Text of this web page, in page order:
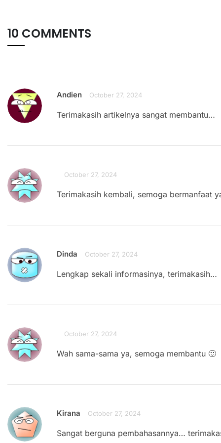
10 COMMENTS
Andien October 27, 2024
Terimakasih artikelnya sangat membantu…
October 27, 2024
Terimakasih kembali, semoga bermanfaat
Dinda October 27, 2024
Lengkap sekali informasinya, terimakasih…
October 27, 2024
Wah sama-sama ya, semoga membantu 🙂
Kirana October 27, 2024
Sangat berguna pembahasannya…